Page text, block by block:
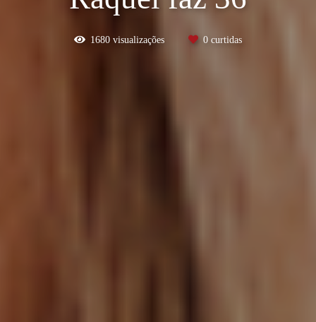
1680 visualizações 0 curtidas